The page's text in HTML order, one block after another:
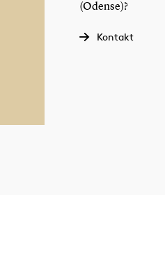
(Odense)?
Kontakt